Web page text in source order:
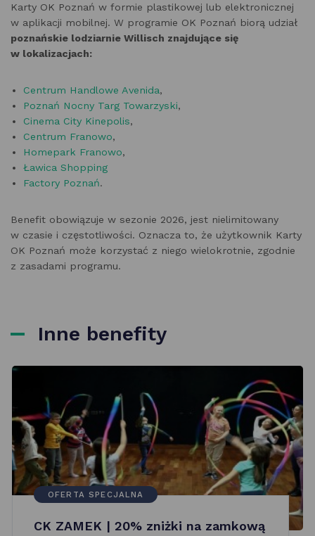
Karty OK Poznań w formie plastikowej lub elektronicznej
w aplikacji mobilnej. W programie OK Poznań biorą udział
poznańskie lodziarnie Willisch znajdujące się
w lokalizacjach:
Centrum Handlowe Avenida,
Poznań Nocny Targ Towarzyski,
Cinema City Kinepolis,
Centrum Franowo,
Homepark Franowo,
Ławica Shopping
Factory Poznań.
Benefit obowiązuje w sezonie 2026, jest nielimitowany
w czasie i częstotliwości. Oznacza to, że użytkownik Karty
OK Poznań może korzystać z niego wielokrotnie, zgodnie
z zasadami programu.
Inne benefity
OFERTA SPECJALNA
CK ZAMEK | 20% zniżki na zamkową